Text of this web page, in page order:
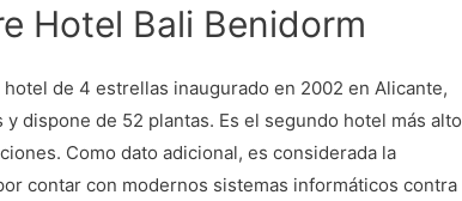
Hotel Bali Benidorm
hotel de 4 estrellas inaugurado en 2002 en Alicante,
y dispone de 52 plantas. Es el segundo hotel más alto
Como dato adicional, es considerada la
contar con modernos sistemas informáticos contra